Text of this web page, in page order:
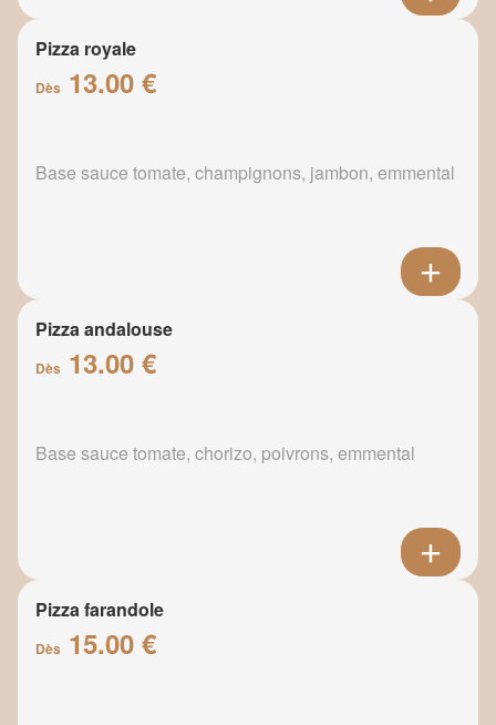
Pizza royale
Dès 13.00 €
Base sauce tomate, champignons, jambon, emmental
Pizza andalouse
Dès 13.00 €
Base sauce tomate, chorizo, poivrons, emmental
Pizza farandole
Dès 15.00 €